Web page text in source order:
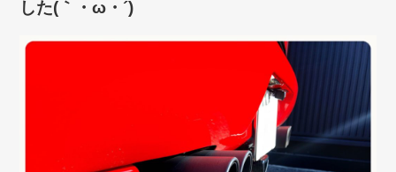
した(｀・ω・´)ゞ